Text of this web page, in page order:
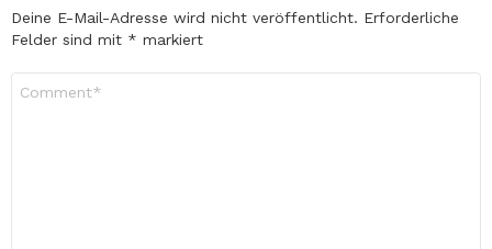
Deine E-Mail-Adresse wird nicht veröffentlicht. Erforderliche
Felder sind mit * markiert